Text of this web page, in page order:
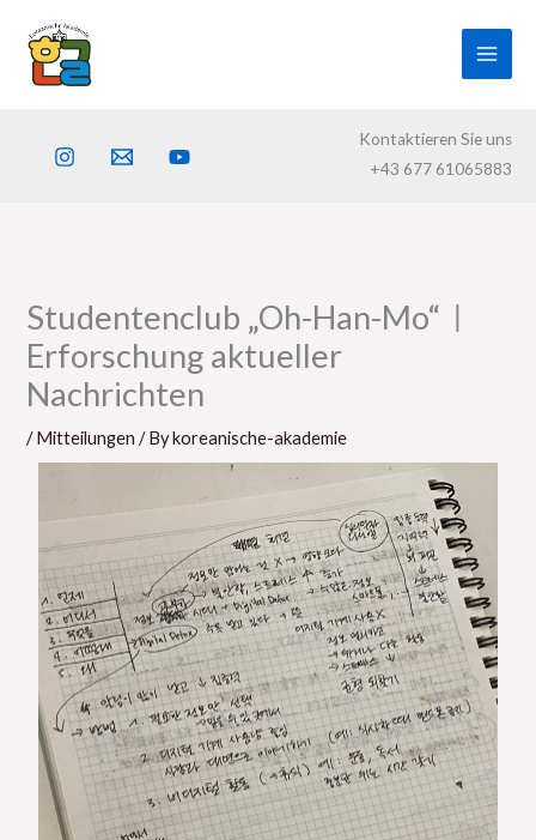
content
Kontaktieren Sie uns
+43 677 61065883
Studentenclub „Oh-Han-Mo“ㅣ
Erforschung aktueller
Nachrichten
/Mitteilungen / Bykoreanische-akademie